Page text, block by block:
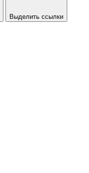
Выделить ссылки